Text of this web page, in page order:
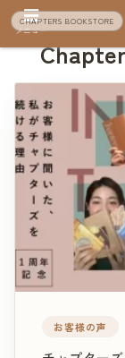
CHAPTERS BOOKSTORE
お客様の声
メニュー